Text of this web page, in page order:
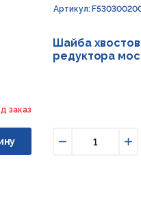
заказ
Артикул:
Шайба
редуктора